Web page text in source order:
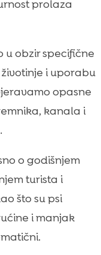
prolaza
u obzir specifične
i uporabu
opasne
kanala i
o godišnjem
turista i
što su psi
i manjak